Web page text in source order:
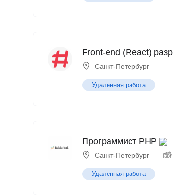
Front-end (React)
Санкт-Петербург
Удаленная работа
Программист PHP
Санкт-Петербург
Удаленная работа